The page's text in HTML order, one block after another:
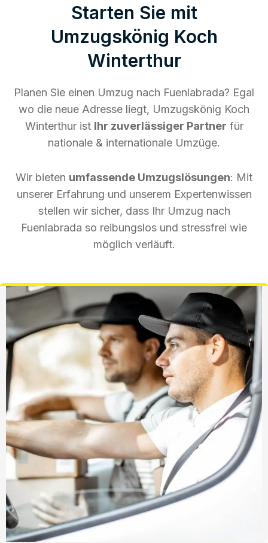
Starten Sie mit
Umzugskönig Koch
Winterthur
Planen Sie einen Umzug nach Fuenlabrada? Egal
wo die neue Adresse liegt, Umzugskönig Koch
Winterthur ist Ihr zuverlässiger Partner für
nationale & internationale Umzüge.
Wir bieten umfassende Umzugslösungen: Mit
unserer Erfahrung und unserem Expertenwissen
stellen wir sicher, dass Ihr Umzug nach
Fuenlabrada so reibungslos und stressfrei wie
möglich verläuft.